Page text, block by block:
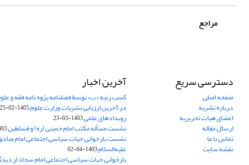
مراجع
دسترسی سریع
صفحه اصلی
درباره نشریه
اعضای هیات تحریریه
ارسال مقاله
تماس با ما
نقشه سایت
آخرین اخبار
کسب رتبه «ب» توسط فصلنامه پژوه نامه فقه و
در آخرین ارزیابی نشریات وزارت علوم1405-02-25
رویدادهای علمی1403-03-23
نشست مسأله مکتب امام خمینی (ره) و فسلطین02
نشست بازخوانی حیات سیاسی اجتماعی امام
علیه‌السلام1403-04-02
بازخوانی حیات سیاسی اجتماعی امام سجاد از